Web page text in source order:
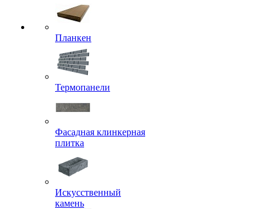
Планкен
Термопанели
Фасадная клинкерная
плитка
Искусственный
камень